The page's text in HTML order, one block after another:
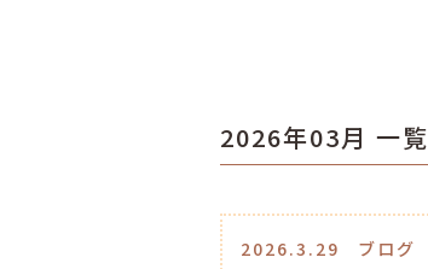
2026年03月 一覧
2026.3.29 ブログ